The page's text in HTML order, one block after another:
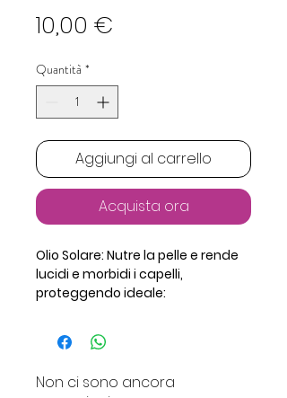
10,00 €
Quantità *
Aggiungi al carrello
Acquista ora
Olio Solare: Nutre la pelle e rende
lucidi e morbidi i capelli,
proteggendo ideale:
necessitano di una profonda
idratazione.
Macadamia,
Non ci sono ancora